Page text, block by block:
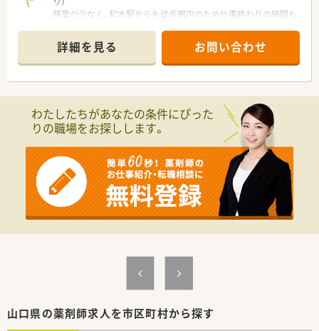
残業が少なく、和木駅からも徒歩圏内のため仕事終わりの時間も
を重視して働きたい方に最適です。
【店舗情報と応需状況について】
■JR山陽本線の和木駅から徒歩10分の場所にあり、近隣の内科
■地域密着型の調剤薬局として在宅医療に注力しており、個人宅
や施設への訪問サービスを積極的に行っています。
■社長が在宅医療の要職を務めていることもあり、地域連携のハ
ブとして多様な相談が寄せられるやりがいある環境です。
【募集背景と求める人物像について】
■今後の新規店舗オープンを見据えた組織強化のための募集で
あり、意欲的に業務へ取り組める方を求めています。
■患者様一人ひとりの生活に寄り添い、丁寧な服薬支援を実践で
きるコミュニケーション能力の高い方を歓迎します。
■在宅医療に興味があり、地域の多職種の方々と連携しながら薬
■24時間対応のサポート体制を整えており、休日や夜間の緊急
時にも迅速に対応できる安心の基盤を持っています。
詳細を見る お問い合わせ
わたしたちがあなたの条件にぴった
りの職場をお探しします。
山口県の薬剤師求人を市区町村から探す